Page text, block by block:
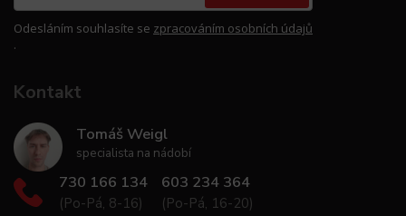
Odesláním souhlasíte se zpracováním osobních údajů
.
Kontakt
Tomáš Weigl
specialista na nádobí
730 166 134
(Po-Pá, 8-16)
603 234 364
(Po-Pá, 16-20)